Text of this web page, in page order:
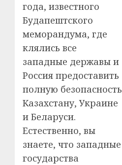
года, известного
Будапештского
меморандума, где
клялись все
западные державы и
Россия предоставить
полную безопасность
Казахстану, Украине
и Беларуси.
Естественно, вы
знаете, что западные
государства